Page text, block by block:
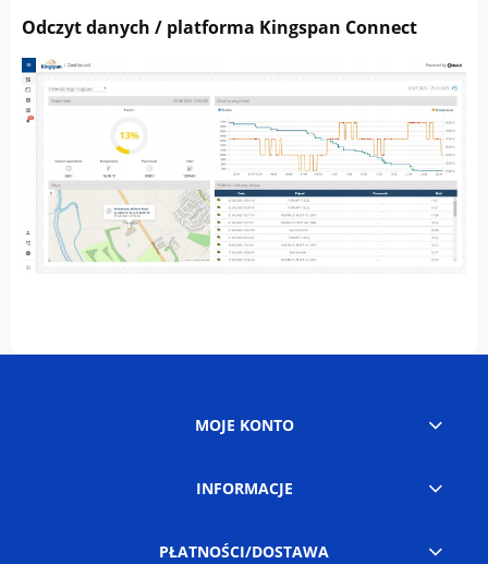
Odczyt danych / platforma Kingspan Connect
MOJE KONTO
INFORMACJE
PŁATNOŚCI/DOSTAWA